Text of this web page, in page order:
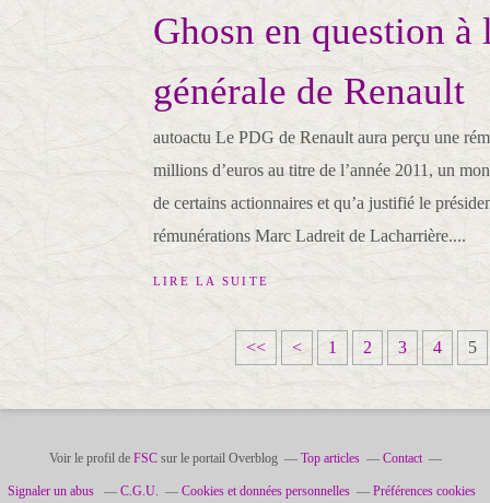
Ghosn en question à
générale de Renault
autoactu Le PDG de Renault aura perçu une
millions d’euros au titre de l’année 2011, un
de certains actionnaires et qu’a justifié le
rémunérations Marc Ladreit de Lacharrière....
LIRE LA SUITE
<< < 1 2 3 4 5
Voir le profil de FSCsur le portail Overblog Top articles Contact
Signaler un abus C.G.U. Cookies et données personnelles Préférences cookies